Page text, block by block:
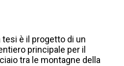
è il progetto di un
principale per il
tra le montagne della